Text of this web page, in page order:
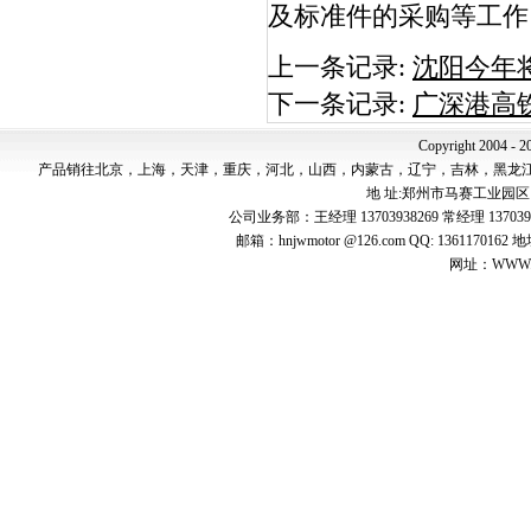
及标准件的采购等工
上一条记录: 沈阳今年
下一条记录: 广深港高
Copyright 2004 -
产品销往北京，上海，天津，重庆，河北，山西，内蒙古，辽宁，吉林，黑
地 址:郑州市马赛工业园区
公司业务部：王经理 13703938269 常经理
邮箱：hnjwmotor @126.com QQ: 1361170162
网址：